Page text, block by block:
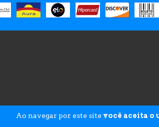
Ao navegar por este site você aceita o